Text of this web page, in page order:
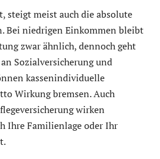
steigt meist auch die absolute
Bei niedrigen Einkommen bleibt
zwar ähnlich, dennoch geht
Sozialversicherung und
kassenindividuelle
Wirkung bremsen. Auch
wirken
Ihre Familienlage oder Ihr